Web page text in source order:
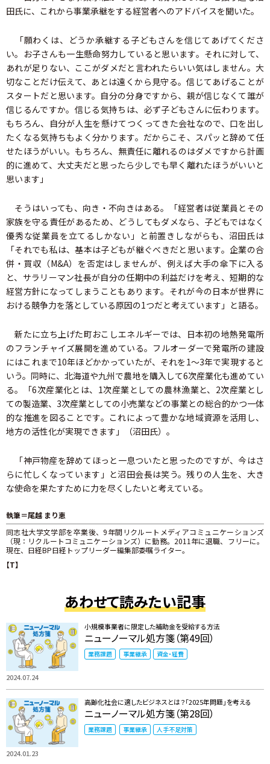
田氏に、これから事業承継をする経営者へのアドバイスを聞いた。
「願わくは、どうか承継する子どもさんを信じてあげてくださ
い。お子さんも一生懸命努力していると思います。それに対して、
あれが足りない、ここがダメだと言われたらいい気はしません。大
切なことだけ伝えて、あとは遠くから見守る。信じてあげることが
スタートだと思います。自分の分身ですから、親が信じなくて誰が
信じるんですか。信じる気持ちは、必ず子どもさんに伝わります。
もちろん、自分が人生を懸けてつくってきた会社なので、口を出し
たくなる気持ちもよく分かります。だからこそ、スパッと辞めて任
せたほうがいい。もちろん、無責任に離れるのはダメですから計画
的に進めて、大丈夫だと思ったら少しでも早く離れたほうがいいと
思います」
そうはいっても、向き・不向きはある。「経営者は従業員とその
家族を守る責任があるため、どうしてもダメなら、子どもではなく
優秀な従業員を立てるしかない」と前置きしながらも、沼田氏は
「それでも私は、基本は子どもが継ぐべきだと思います。企業の合
併・買収（M&A）を否定はしませんが、例えば大手の傘下に入る
と、サラリーマン社長が自分の任期中の利益だけを考え、短期的な
経営方針になってしまうこともあります。それが今の日本が世界に
おける競争力を落としている原因の1つだと考えています」と語る。
新たに立ち上げた町おこしエネルギーでは、日本初の地熱発電所
のフランチャイズ展開を進めている。フルオーダーで発電所の建設
にはこれまで10年ほどかかっていたが、それを1～3年で実現すると
いう。同時に、北海道や九州で農地を購入して6次産業化も進めてい
る。「6次産業化とは、1次産業としての農林漁業と、2次産業とし
ての製造業、3次産業としての小売業などの事業との総合的かつ一体
的な推進を図ることです。これによって豊かな地域資源を活用し、
地方の活性化が実現できます」（沼田氏）。
「神戸物産を辞めてほっと一息ついたと思ったのですが、今はさ
らに忙しくなっています」と沼田会長は笑う。残りの人生を、大き
な使命を果たすために力を尽くしたいと考えている。
執筆＝尾越 まり恵
同志社大学文学部を卒業後、9年間リクルートメディアコミュニケーションズ
（現：リクルートコミュニケーションズ）に勤務。2011年に退職、フリーに。
現在、日経BP日経トップリーダー編集部委嘱ライター。
【T】
あわせて読みたい記事
2024.07.24
小規模事業者に限定した補助金を受給する方法
ニューノーマル処方箋（第49回）
業務課題 事業継承 資金・経費
2024.01.23
高齢化社会に適したビジネスとは？「2025年問題」を考える
ニューノーマル処方箋（第28回）
業務課題 事業継承 人手不足対策